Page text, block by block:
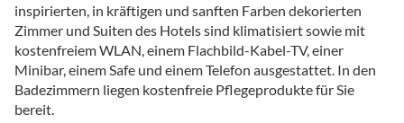
inspirierten, in kräftigen und sanften Farben dekorierten
Zimmer und Suiten des Hotels sind klimatisiert sowie mit
kostenfreiem WLAN, einem Flachbild-Kabel-TV, einer
Minibar, einem Safe und einem Telefon ausgestattet. In den
Badezimmern liegen kostenfreie Pflegeprodukte für Sie
bereit.